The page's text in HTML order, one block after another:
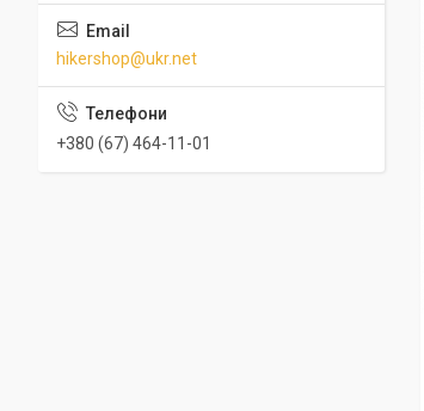
hikershop@ukr.net
+380 (67) 464-11-01